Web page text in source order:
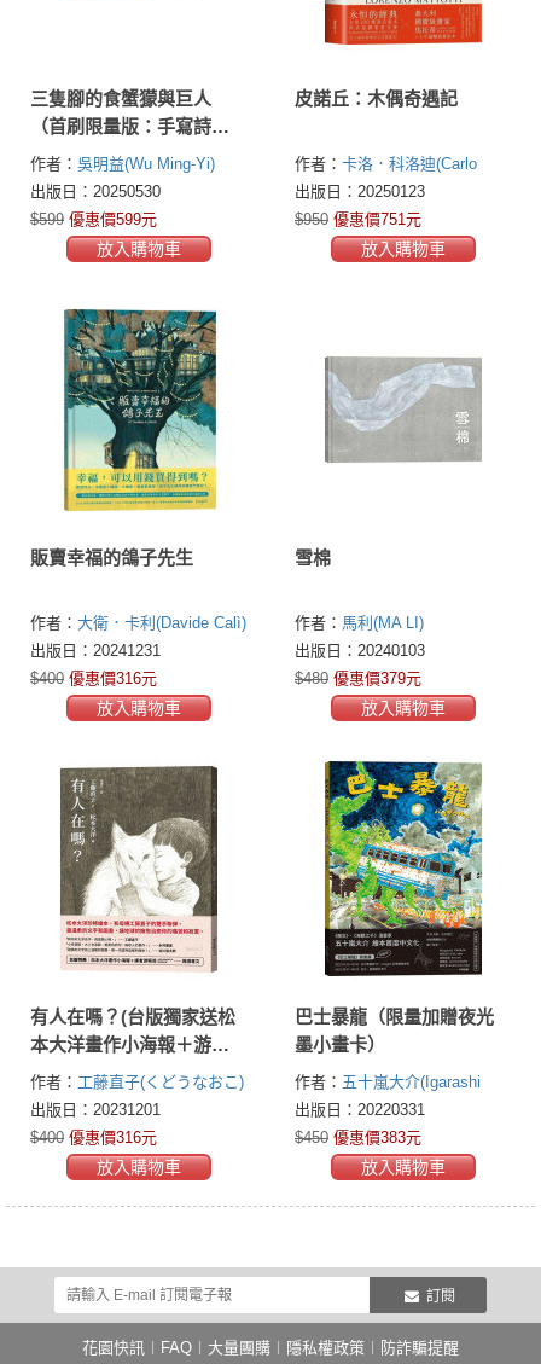
三隻腳的食蟹獴與巨人
（首刷限量版：手寫詩明
信片）
作者： 吳明益(Wu Ming-Yi)
出版日：20250530
$599 優惠價599元
放入購物車
皮諾丘：木偶奇遇記
作者： 卡洛．科洛迪(Carlo
Collod)
出版日：20250123
$950 優惠價751元
放入購物車
販賣幸福的鴿子先生
作者： 大衛．卡利(Davide Calì)
出版日：20241231
$400 優惠價316元
放入購物車
雪棉
作者： 馬利(MA LI)
出版日：20240103
$480 優惠價379元
放入購物車
有人在嗎？(台版獨家送松
本大洋畫作小海報＋游珮
芸導讀專文)
作者： 工藤直子(くどうなおこ)
出版日：20231201
$400 優惠價316元
放入購物車
巴士暴龍（限量加贈夜光
墨小畫卡）
作者： 五十嵐大介(Igarashi
Daisuke)
出版日：20220331
$450 優惠價383元
放入購物車
訂閱
花園快訊 FAQ 大量團購 隱私權政策 防詐騙提醒